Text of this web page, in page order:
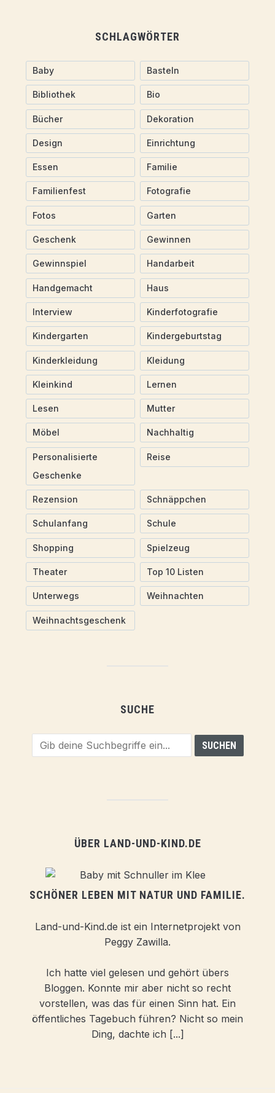
SCHLAGWÖRTER
Baby Basteln
Bibliothek Bio
Bücher Dekoration
Design Einrichtung
Essen Familie
Familienfest Fotografie
Fotos Garten
Geschenk Gewinnen
Gewinnspiel Handarbeit
Handgemacht Haus
Interview Kinderfotografie
Kindergarten Kindergeburtstag
Kinderkleidung Kleidung
Kleinkind Lernen
Lesen Mutter
Möbel Nachhaltig
Personalisierte
Geschenke
Reise
Rezension Schnäppchen
Schulanfang Schule
Shopping Spielzeug
Theater Top 10 Listen
Unterwegs Weihnachten
Weihnachtsgeschenk
SUCHE
ÜBER LAND-UND-KIND.DE
SCHÖNER LEBEN MIT NATUR UND FAMILIE.
Land-und-Kind.de ist ein Internetprojekt von
Peggy Zawilla.
Ich hatte viel gelesen und gehört übers
Bloggen. Konnte mir aber nicht so recht
vorstellen, was das für einen Sinn hat. Ein
öffentliches Tagebuch führen? Nicht so mein
Ding, dachte ich [...]